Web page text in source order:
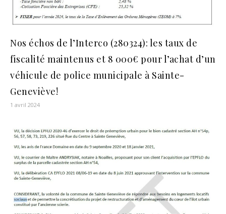
Nos échos de l’Interco (280324): les taux de
fiscalité maintenus et 8 000€ pour l’achat d’un
véhicule de police municipale à Sainte-
Geneviève!
1 avril 2024